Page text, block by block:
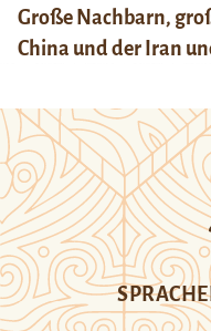
Große Nachbarn,
China und der Iran